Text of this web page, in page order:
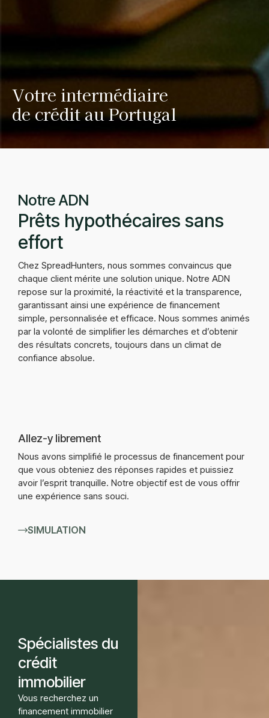
Votre intermédiaire
de crédit au Portugal
Notre ADN
Prêts hypothécaires sans
effort
Chez SpreadHunters, nous sommes convaincus que
chaque client mérite une solution unique. Notre ADN
repose sur la proximité, la réactivité et la transparence,
garantissant ainsi une expérience de financement
simple, personnalisée et efficace. Nous sommes animés
par la volonté de simplifier les démarches et d’obtenir
des résultats concrets, toujours dans un climat de
confiance absolue.
Allez-y librement
Nous avons simplifié le processus de financement pour
que vous obteniez des réponses rapides et puissiez
avoir l’esprit tranquille. Notre objectif est de vous offrir
une expérience sans souci.
SIMULATION
Spécialistes du
crédit
immobilier
Vous recherchez un
financement immobilier